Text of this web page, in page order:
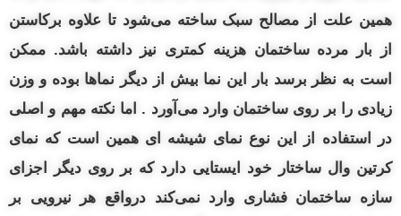
همین علت از مصالح سبک ساخته می‌شود تا علاوه برکاستن
از بار مرده ساختمان هزینه کمتری نیز داشته باشد. ممکن
است به نظر برسد بار این نما بیش از دیگر نماها بوده و وزن
زیادی را بر روی ساختمان وارد می‌آورد . اما نکته مهم و اصلی
در استفاده از این نوع نمای شیشه‌ ای همین است که نمای
کرتین وال ساختار خود ایستایی دارد که بر روی دیگر اجزای
سازه ساختمان فشاری وارد نمی‌کند درواقع هر نیرویی بر